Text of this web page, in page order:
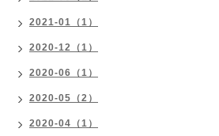
2021-01（1）
2020-12（1）
2020-06（1）
2020-05（2）
2020-04（1）